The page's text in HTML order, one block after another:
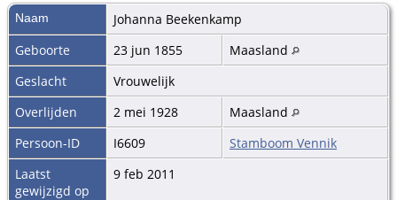
Naam Johanna Beekenkamp
Geboorte
23 jun 1855
Maasland
Geslacht
Vrouwelijk
Overlijden
2 mei 1928
Maasland
Persoon-ID
I6609
Stamboom Vennik
Laatst
gewijzigd op
9 feb 2011